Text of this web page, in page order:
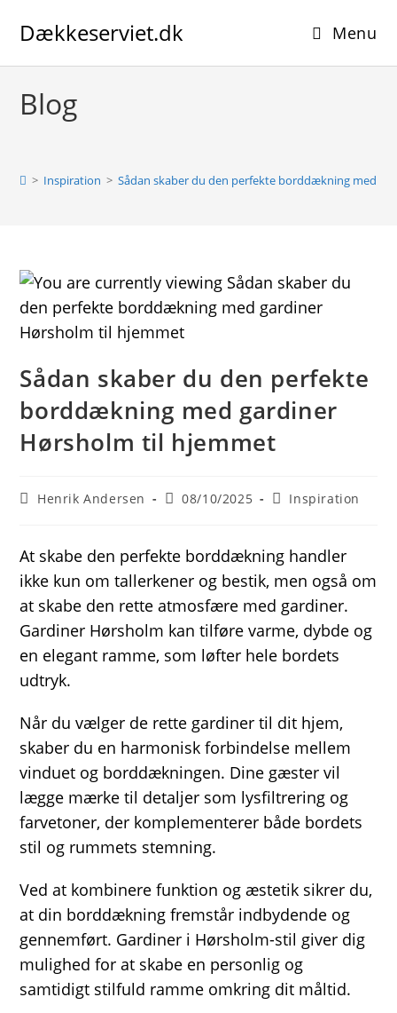
Dækkeserviet.dk Menu
Blog
> Inspiration > Sådan skaber du den perfekte borddækning med
Sådan skaber du den perfekte
borddækning med gardiner
Hørsholm til hjemmet
PostHenrik Andersen
Post08/10/2025
PostInspiration
At skabe den perfekte borddækning handler
ikke kun om tallerkener og bestik, men også om
at skabe den rette atmosfære med gardiner.
Gardiner Hørsholm kan tilføre varme, dybde og
en elegant ramme, som løfter hele bordets
udtryk.
Når du vælger de rette gardiner til dit hjem,
skaber du en harmonisk forbindelse mellem
vinduet og borddækningen. Dine gæster vil
lægge mærke til detaljer som lysfiltrering og
farvetoner, der komplementerer både bordets
stil og rummets stemning.
Ved at kombinere funktion og æstetik sikrer du,
at din borddækning fremstår indbydende og
gennemført. Gardiner i Hørsholm-stil giver dig
mulighed for at skabe en personlig og
samtidigt stilfuld ramme omkring dit måltid.